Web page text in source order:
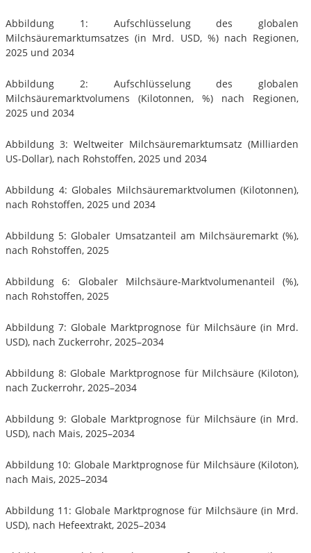
Abbildung 1: Aufschlüsselung des globalen
Milchsäuremarktumsatzes (in Mrd. USD, %) nach Regionen,
2025 und 2034
Abbildung 2: Aufschlüsselung des globalen
Milchsäuremarktvolumens (Kilotonnen, %) nach Regionen,
2025 und 2034
Abbildung 3: Weltweiter Milchsäuremarktumsatz (Milliarden
US-Dollar), nach Rohstoffen, 2025 und 2034
Abbildung 4: Globales Milchsäuremarktvolumen (Kilotonnen),
nach Rohstoffen, 2025 und 2034
Abbildung 5: Globaler Umsatzanteil am Milchsäuremarkt (%),
nach Rohstoffen, 2025
Abbildung 6: Globaler Milchsäure-Marktvolumenanteil (%),
nach Rohstoffen, 2025
Abbildung 7: Globale Marktprognose für Milchsäure (in Mrd.
USD), nach Zuckerrohr, 2025–2034
Abbildung 8: Globale Marktprognose für Milchsäure (Kiloton),
nach Zuckerrohr, 2025–2034
Abbildung 9: Globale Marktprognose für Milchsäure (in Mrd.
USD), nach Mais, 2025–2034
Abbildung 10: Globale Marktprognose für Milchsäure (Kiloton),
nach Mais, 2025–2034
Abbildung 11: Globale Marktprognose für Milchsäure (in Mrd.
USD), nach Hefeextrakt, 2025–2034